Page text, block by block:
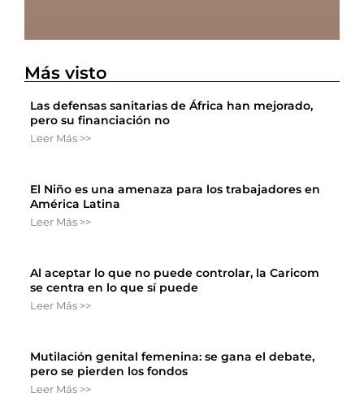
Más visto
Las defensas sanitarias de África han mejorado,
pero su financiación no
Leer Más >>
El Niño es una amenaza para los trabajadores en
América Latina
Leer Más >>
Al aceptar lo que no puede controlar, la Caricom
se centra en lo que sí puede
Leer Más >>
Mutilación genital femenina: se gana el debate,
pero se pierden los fondos
Leer Más >>